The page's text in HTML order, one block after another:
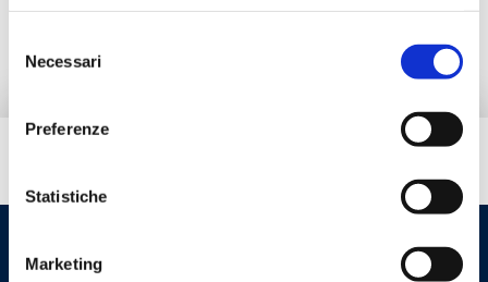
delNecessari
Preferenze
Statistiche
Marketing
Alternative products